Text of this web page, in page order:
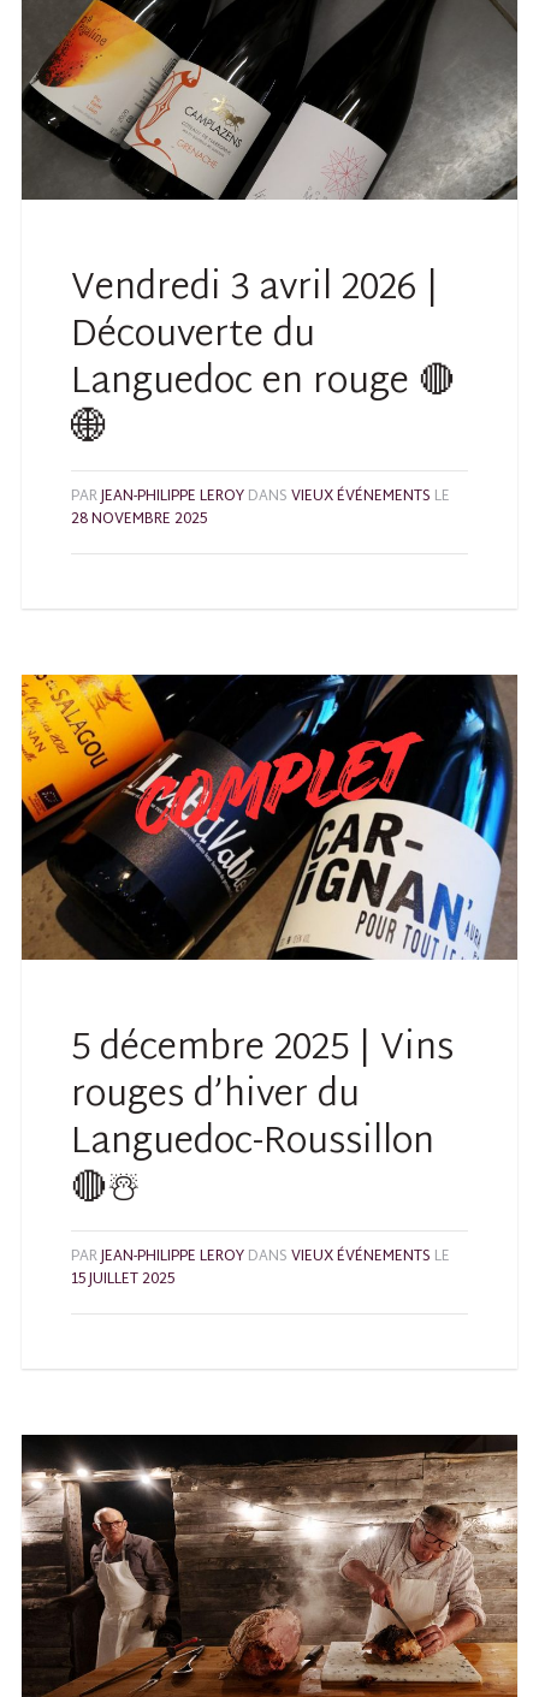
Vendredi 3 avril 2026 |
Découverte du
Languedoc en rouge 🔴
🌐
PARJEAN-PHILIPPE LEROYDANSVIEUX ÉVÉNEMENTS LE
28 NOVEMBRE 2025
5 décembre 2025 | Vins
rouges d’hiver du
Languedoc-Roussillon
🔴☃️
PARJEAN-PHILIPPE LEROYDANSVIEUX ÉVÉNEMENTS LE
15 JUILLET 2025